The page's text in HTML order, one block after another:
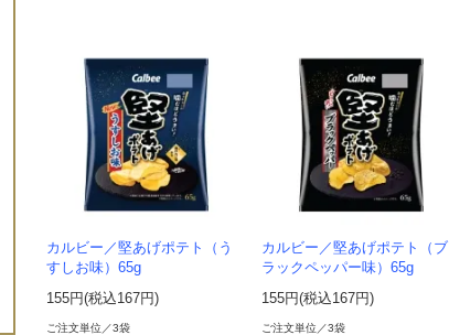
カルビー／堅あげポテト（う
すしお味）65g
155円(税込167円)
ご注文単位／3袋
カルビー／堅あげポテト（ブ
ラックペッパー味）65g
155円(税込167円)
ご注文単位／3袋